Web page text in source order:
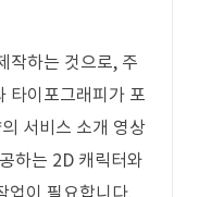
작하는 것으로, 주
타이포그래피가 포
서비스 소개 영상
하는 2D 캐릭터와
업이 필요합니다.